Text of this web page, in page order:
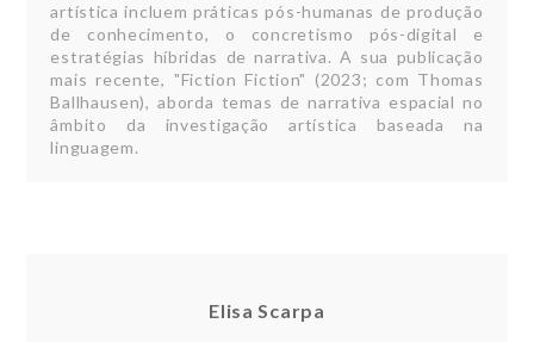
artística incluem práticas pós-humanas de produção
de conhecimento, o concretismo pós-digital e
estratégias híbridas de narrativa. A sua publicação
mais recente, "Fiction Fiction" (2023; com Thomas
Ballhausen), aborda temas de narrativa espacial no
âmbito da investigação artística baseada na
linguagem.
Elisa Scarpa